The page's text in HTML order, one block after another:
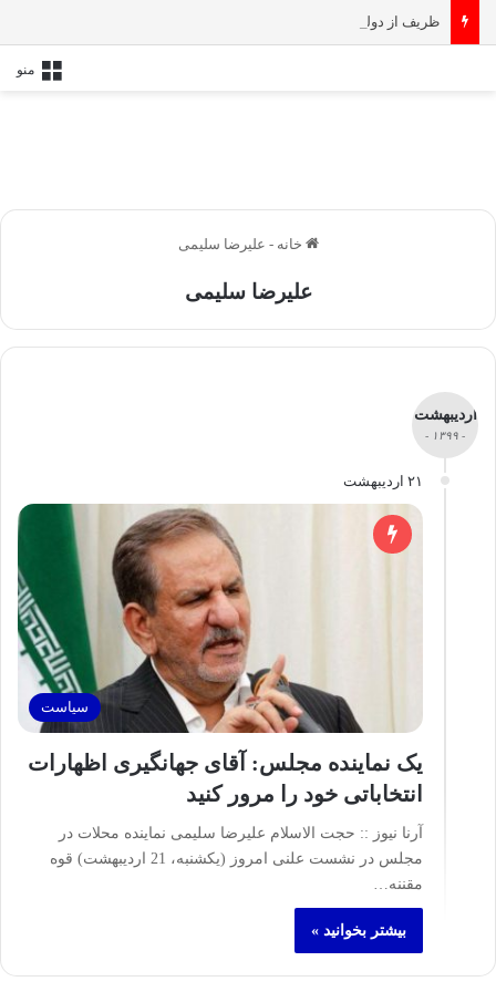
ظریف از دولت پزشکیان خداحافظی کرد
منو
خانه - علیرضا سلیمی
علیرضا سلیمی
اردیبهشت
- ۱۳۹۹ -
۲۱ اردیبهشت
سیاست
یک نماینده مجلس: آقای جهانگیری اظهارات
انتخاباتی خود را مرور کنید
آرنا نیوز :: حجت الاسلام علیرضا سلیمی نماینده محلات در
مجلس در نشست علنی امروز (یکشنبه، 21 اردیبهشت) قوه
مقننه…
بیشتر بخوانید »